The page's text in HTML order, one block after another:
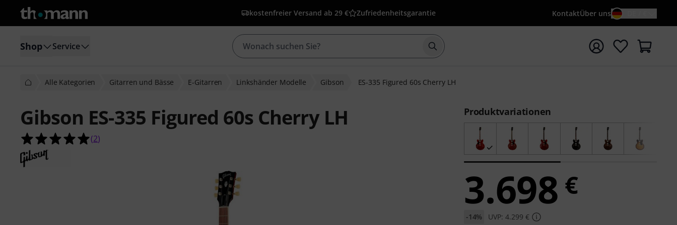
kostenfreier Versand ab 29 € Zufriedenheitsgarantie KontaktÜber uns
Shop Service Suche mit Suchwort {searchTerm} starten
Alle Kategorien Gitarren und Bässe E-Gitarren Linkshänder Modelle Gibson ES-335 Figured 60s Cherry LH
Gibson ES-335 Figured 60s Cherry LH
5.0 von 5 Sternen aus 2 Kundenbewertungen
(2)
Produktvariationen
3.698 €
-14% UVP: 4.299 €